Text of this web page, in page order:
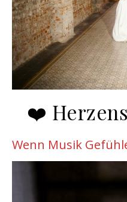
❤️
Wenn Musik